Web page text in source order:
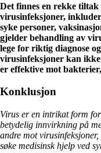
Det finnes en rekke
virusinfeksjoner,
syke personer,
gjelder behandling av
lege for riktig diagnose
virusinfeksjoner kan
er effektive mot
Konklusjon
Virus er en intrikat form
betydelig innvirkning på
andre mot
søke medisinsk hjelp ved